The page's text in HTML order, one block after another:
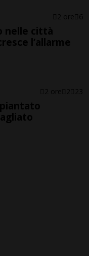
2 ore 6
nelle città
l’allarme
2 ore 2 23